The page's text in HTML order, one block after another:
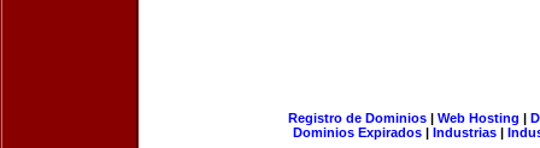
Registro de Dominios| Web Hosting |
Dominios Expirados | Industrias |